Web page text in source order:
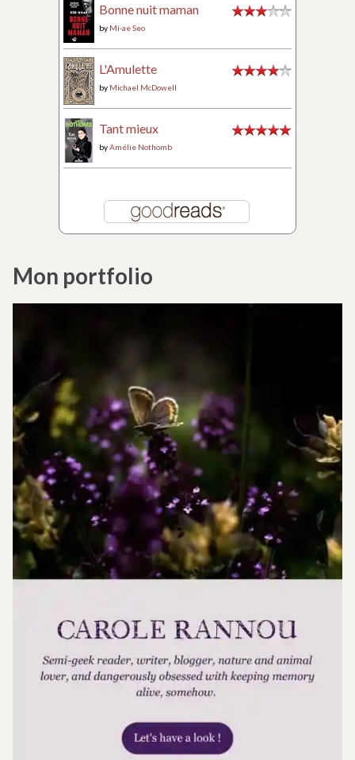
Bonne nuit maman
by Mi-ae Seo
L'Amulette
by Michael McDowell
Tant mieux
byAmélie Nothomb
Mon portfolio